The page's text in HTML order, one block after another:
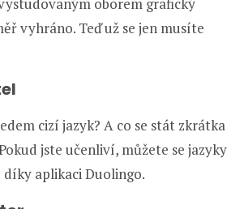
vyhráno. Teď už se jen musíte
cizí jazyk? A co se stát zkrátka
jste učenliví, můžete se jazyky
aplikaci Duolingo.